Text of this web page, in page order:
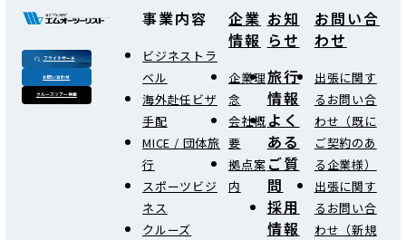
フライトサーチ
お問い合わせ
クルーズツアー検索
事業内容
ビジネストラ
ベル
海外赴任ビザ
手配
MICE / 団体旅
行
スポーツビジ
ネス
クルーズ
企業
情報
企業理
念
会社概
要
拠点案
内
お知
らせ
旅行
情報
よく
ある
ご質
問
採用
情報
お問い合
わせ
出張に関す
るお問い合
わせ（既に
ご契約のあ
る企業様）
出張に関す
るお問い合
わせ（新規